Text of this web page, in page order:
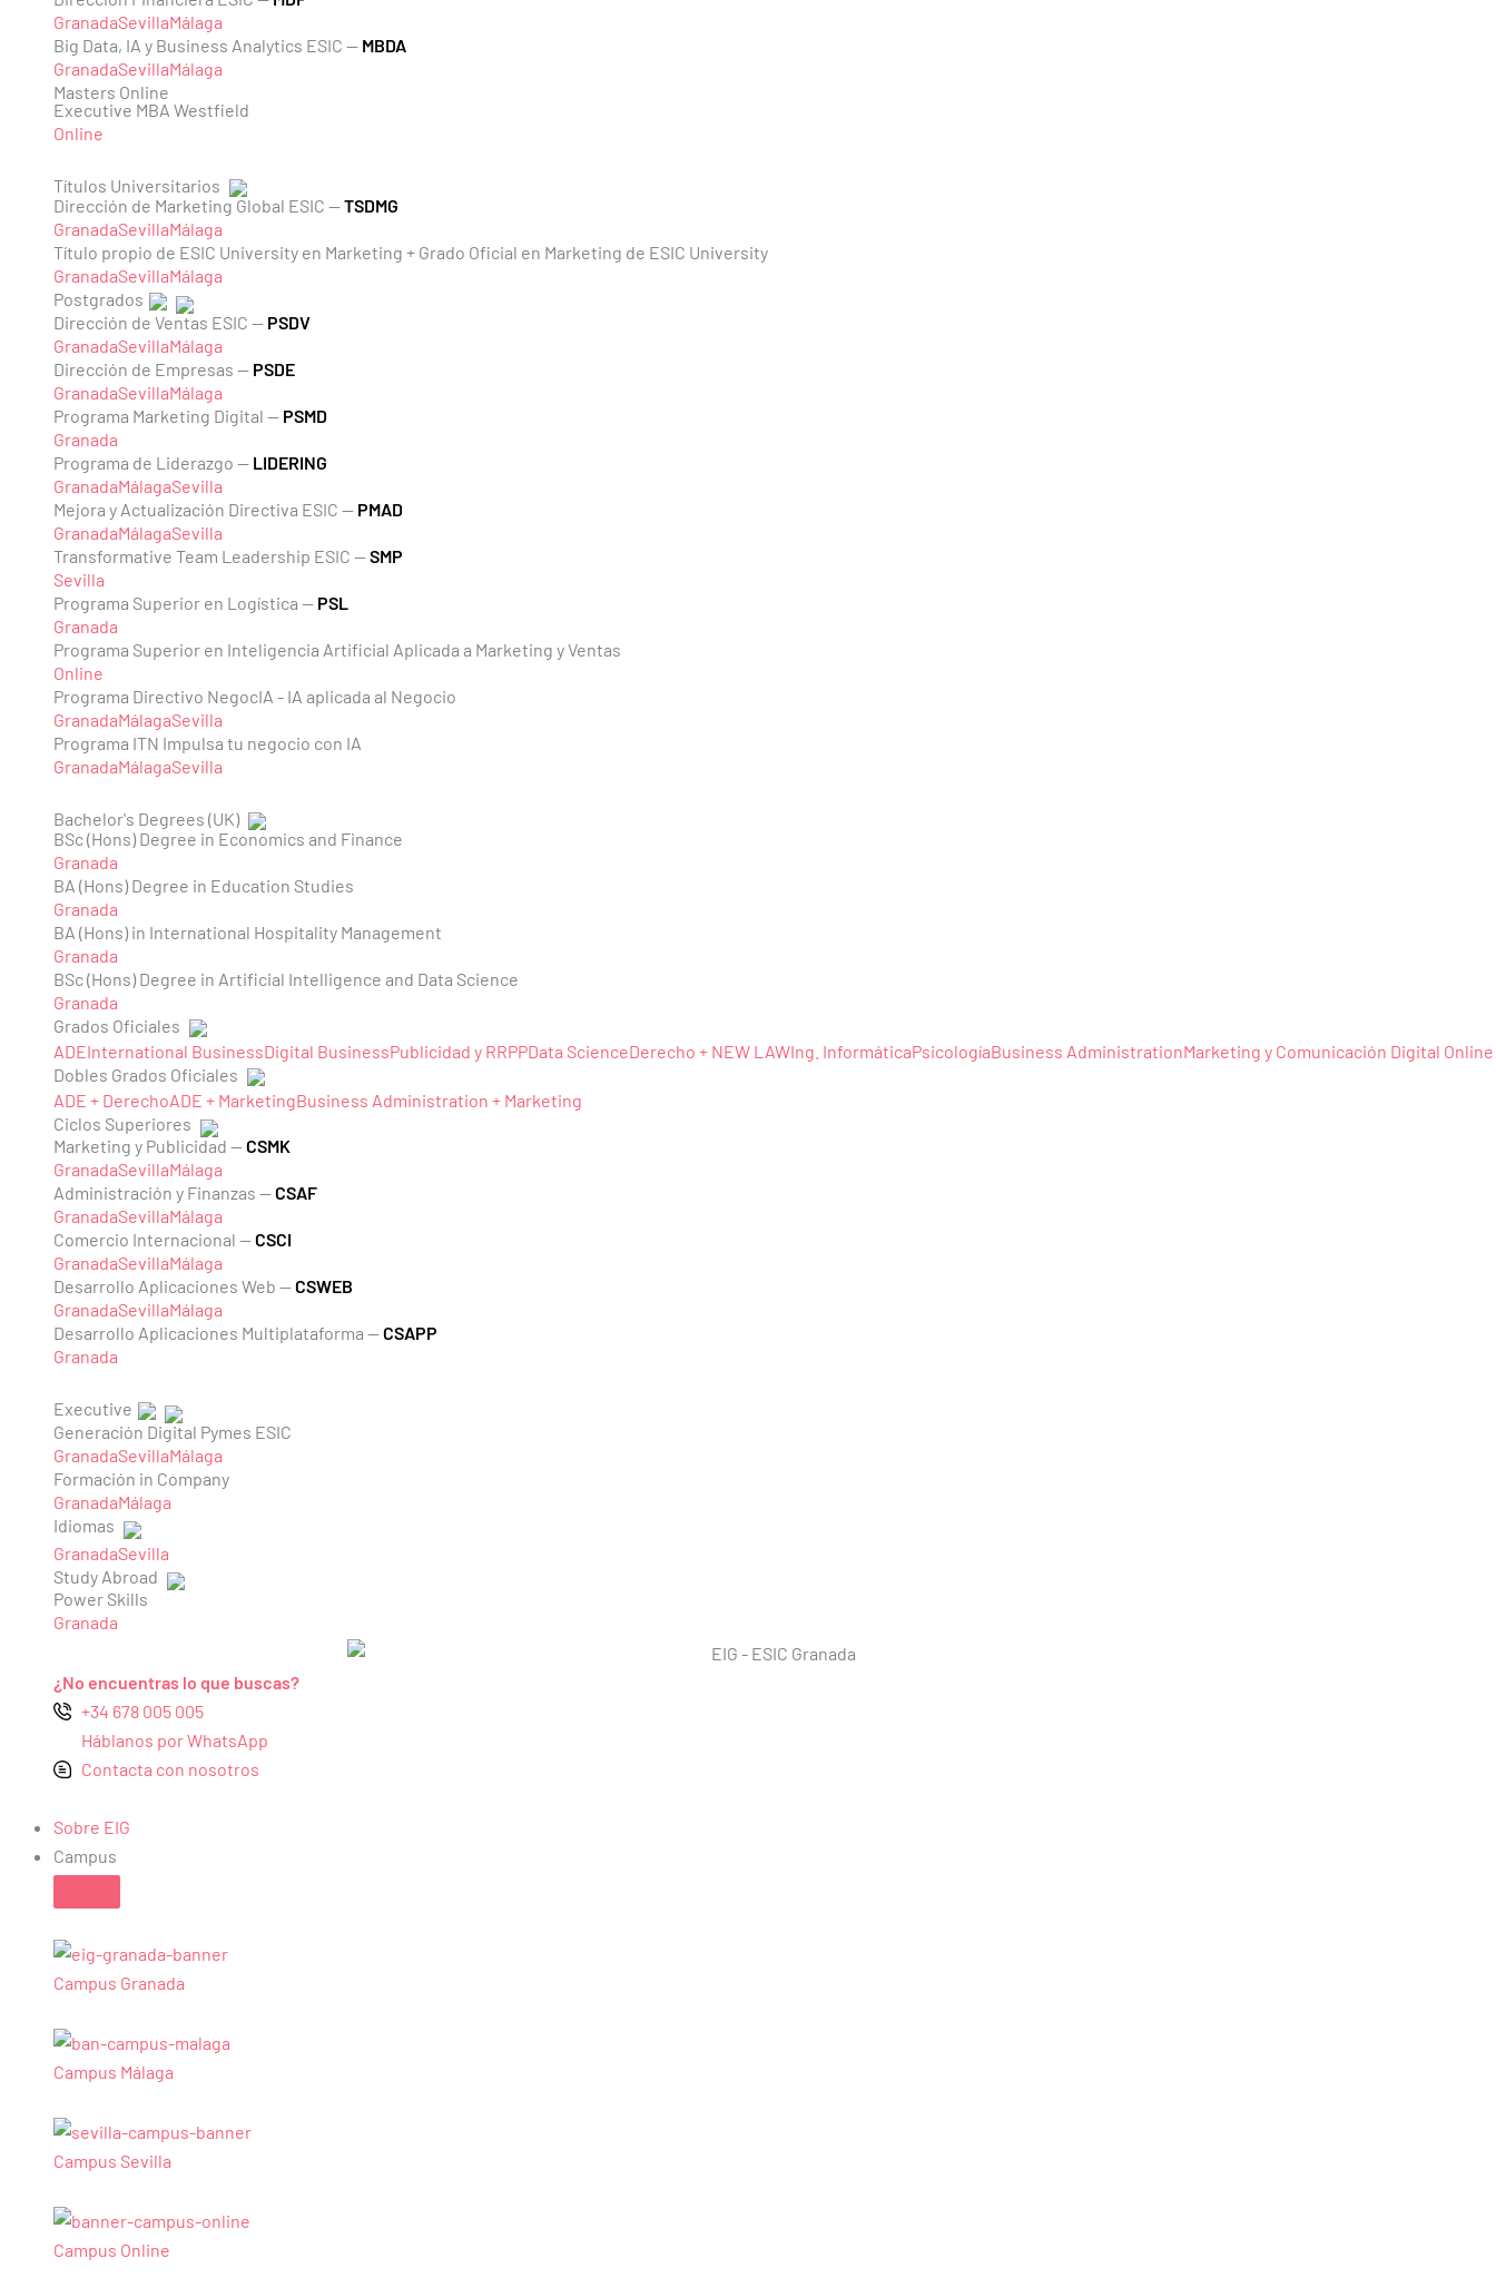
GranadaSevillaMálaga
Big Data, IA y Business Analytics ESIC — MBDA
GranadaSevillaMálaga
Masters Online
Executive MBA Westfield
Online
Títulos Universitarios
Dirección de Marketing Global ESIC —TSDMG
GranadaSevillaMálaga
Título propio de ESIC University en Marketing + Grado Oficial en Marketing de ESIC University
GranadaSevillaMálaga
Postgrados
Dirección de Ventas ESIC — PSDV
GranadaSevillaMálaga
Dirección de Empresas — PSDE
GranadaSevillaMálaga
Programa Marketing Digital — PSMD
Granada
Programa de Liderazgo — LIDERING
GranadaMálagaSevilla
Mejora y Actualización Directiva ESIC — PMAD
GranadaMálagaSevilla
Transformative Team Leadership ESIC —SMP
Sevilla
Programa Superior en Logística — PSL
Granada
Programa Superior en Inteligencia Artificial Aplicada a Marketing y Ventas
Online
Programa Directivo NegocIA - IA aplicada al Negocio
GranadaMálagaSevilla
Programa ITN Impulsa tu negocio con IA
GranadaMálagaSevilla
Bachelor's Degrees (UK)
BSc (Hons) Degree in Economics and Finance
Granada
BA (Hons) Degree in Education Studies
Granada
BA (Hons) in International Hospitality Management
Granada
BSc (Hons) Degree in Artificial Intelligence and Data Science
Granada
Grados Oficiales
ADEInternational BusinessDigital BusinessPublicidad y RRPPData ScienceDerecho + NEW LAWIng. InformáticaPsicologíaBusiness AdministrationMarketing y Comunicación Digital Online
Dobles Grados Oficiales
ADE + DerechoADE + MarketingBusiness Administration + Marketing
Ciclos Superiores
Marketing y Publicidad —CSMK
GranadaSevillaMálaga
Administración y Finanzas —CSAF
GranadaSevillaMálaga
Comercio Internacional —CSCI
GranadaSevillaMálaga
Desarrollo Aplicaciones Web —CSWEB
GranadaSevillaMálaga
Desarrollo Aplicaciones Multiplataforma —CSAPP
Granada
Executive
Generación Digital Pymes ESIC
GranadaSevillaMálaga
Formación in Company
GranadaMálaga
Idiomas
GranadaSevilla
Study Abroad
Power Skills
Granada
¿No encuentras lo que buscas?
+34 678 005 005
Háblanos por WhatsApp
Contacta con nosotros
Sobre EIG
Campus
Campus Granada
Campus Málaga
Campus Sevilla
Campus Online